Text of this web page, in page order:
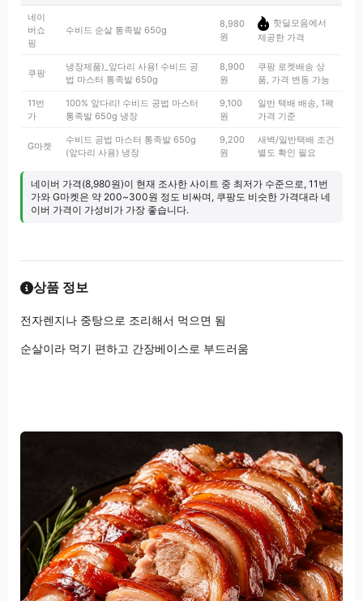
네이
버쇼
핑
수비드 순살 통족발 650g
8,980
원
핫딜모음에서
제공한 가격
쿠팡
냉장제품)_앞다리 사용! 수비드 공
법 마스터 통족발 650g
8,900
원
쿠팡 로켓배송 상
품, 가격 변동 가능
11번
가
100% 앞다리! 수비드 공법 마스터
통족발 650g 냉장
9,100
원
일반 택배 배송, 1팩
가격 기준
G마켓
수비드 공법 마스터 통족발 650g
(앞다리 사용) 냉장
9,200
원
새벽/일반택배 조건
별도 확인 필요
네이버 가격(8,980원)이 현재 조사한 사이트 중 최저가 수준으로, 11번
가와 G마켓은 약 200~300원 정도 비싸며, 쿠팡도 비슷한 가격대라 네
이버 가격이 가성비가 가장 좋습니다.
상품 정보
전자렌지나 중탕으로 조리해서 먹으면 됨
순살이라 먹기 편하고 간장베이스로 부드러움